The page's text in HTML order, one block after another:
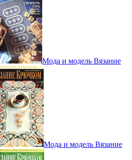
Мода и модель Вязание
Мода и модель Вязание